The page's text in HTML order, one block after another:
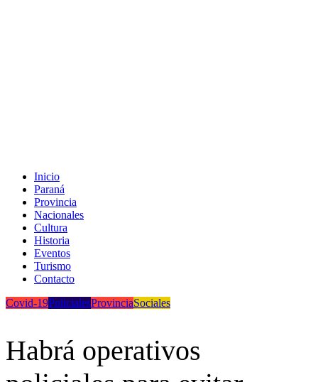
Inicio
Paraná
Provincia
Nacionales
Cultura
Historia
Eventos
Turismo
Contacto
Covid-19PolicialesProvinciaSociales
Habrá operativos